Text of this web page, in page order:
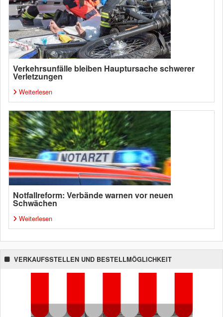
Verkehrsunfälle bleiben Hauptursache schwerer
Verletzungen
Weiterlesen
Notfallreform: Verbände warnen vor neuen
Schwächen
Weiterlesen
VERKAUFSSTELLEN UND BESTELLMÖGLICHKEIT